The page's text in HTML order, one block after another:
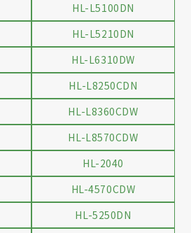
HL-L5100DN
HL-L5210DN
HL-L6310DW
HL-L8250CDN
HL-L8360CDW
HL-L8570CDW
HL-2040
HL-4570CDW
HL-5250DN